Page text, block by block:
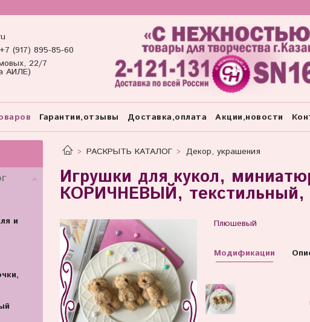
(917) 895-85-60
22/7
АИЛЕ)
Гарантии,отзывы Доставка,оплата Акции,новости
РАСКРЫТЬ КАТАЛОГ Декор, украшения
Игрушки для кукол,
КОРИЧНЕВЫЙ,
Плюшевый
Модификации
и